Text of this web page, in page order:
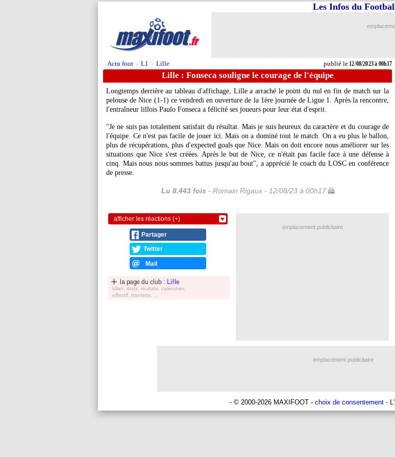
Actu foot > L1 > Lille publié le12/08/2023 à 00h17
Les Infos du
Lille : Fonseca souligne le courage de l'équipe
Longtemps derrière au tableau d'affichage, Lille a arraché le point du nul en fin de match sur la
pelouse de Nice (1-1) ce vendredi en ouverture de la 1ère journée de Ligue 1. Après la rencontre,
l'entraîneur lillois Paulo Fonseca a félicité ses joueurs pour leur état d'esprit.
"Je ne suis pas totalement satisfait du résultat. Mais je suis heureux du caractère et du courage de
l'équipe. Ce n'est pas facile de jouer ici. Mais on a dominé tout le match. On a eu plus le ballon,
plus de récupérations, plus d'expected goals que Nice. Mais on doit encore nous améliorer sur les
situations que Nice s'est créées. Après le but de Nice, ce n'était pas facile face à une défense à
cinq. Mais nous nous sommes battus jusqu'au bout", a apprécié le coach du LOSC en conférence
de presse.
Lu 8.443 fois - Romain Rigaux - 12/08/23 à 00h17
afficher les réactions (+)
Partager
Twitter
Mail
la page du club : Lille
bilan, stats, réultats, calendrier,
effectif, tranferts, ...
emplacement publicitaire
emplacement publicitaire
- © 2000-2026 MAXIFOOT - choix de consentement -